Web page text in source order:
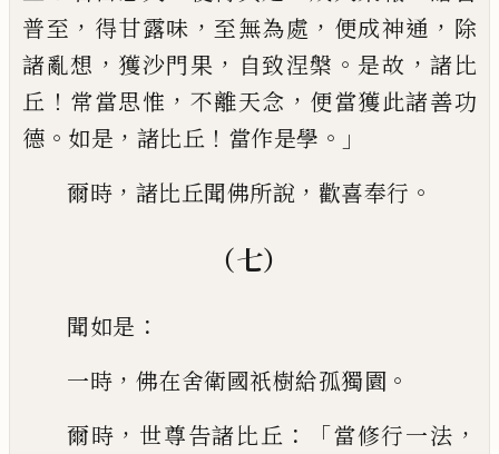
普至 ， 得甘露味 ， 至無為處 ， 便成神通 ， 除
諸亂想 ， 獲沙門果 ， 自致涅槃 。 是故 ，諸比
丘 ！ 常當思惟 ， 不離天念 ， 便當獲此諸善功
德 。 如是 ， 諸比丘 ！ 當作是學 。」
爾時 ， 諸比丘聞佛所說 ， 歡喜奉行 。
（七）
聞如是 ：
一時 ， 佛在舍衛國祇樹給孤獨園 。
爾時 ， 世尊告諸比丘 ：「當修行一法 ，